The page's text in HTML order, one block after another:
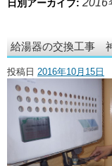
・ここに水栓がほし
・水廻りメンテナン
日別アーカイブ:
給湯器の交換工事
投稿日 2016年10月15日